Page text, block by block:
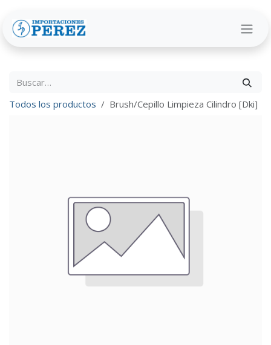
Todos los productos Brush/Cepillo Limpieza Cilindro [Dki]